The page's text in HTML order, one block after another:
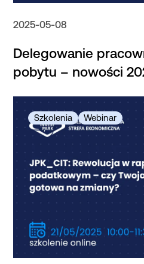
2025-05-08
Delegowanie
pobytu – nowości